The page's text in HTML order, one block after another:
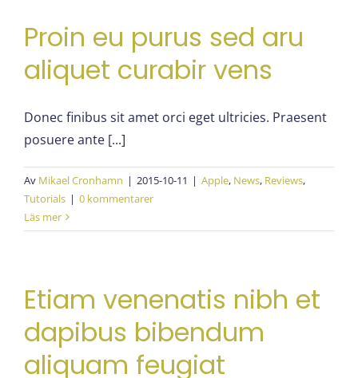
Proin eu purus sed aru
aliquet curabir vens
Donec finibus sit amet orci eget ultricies. Praesent
posuere ante [...]
Av Mikael Cronhamn | 2015-10-11 | Apple, News, Reviews,
Tutorials | 0 kommentarer
Läs mer
Etiam venenatis nibh et
dapibus bibendum
aliquam feugiat